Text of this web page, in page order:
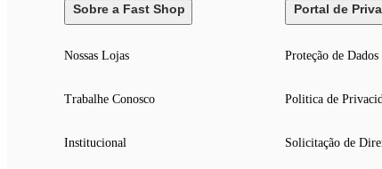
Sobre a Fast Shop
Nossas Lojas
Trabalhe Conosco
Institucional
Portal de
Proteção de Dados
Politica de
Solicitação de